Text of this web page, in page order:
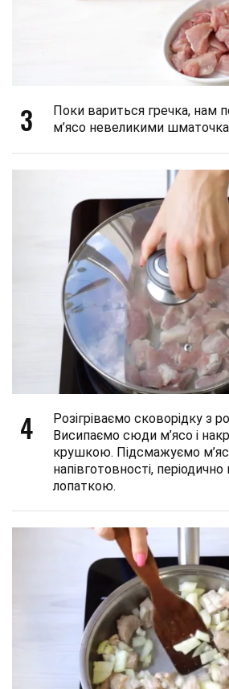
3
Поки вариться гречка, нам
м’ясо невеликими
4
Розігріваємо сковорідку з
Висипаємо сюди м’ясо і
крушкою. Підсмажуємо
напівготовності,
лопаткою.